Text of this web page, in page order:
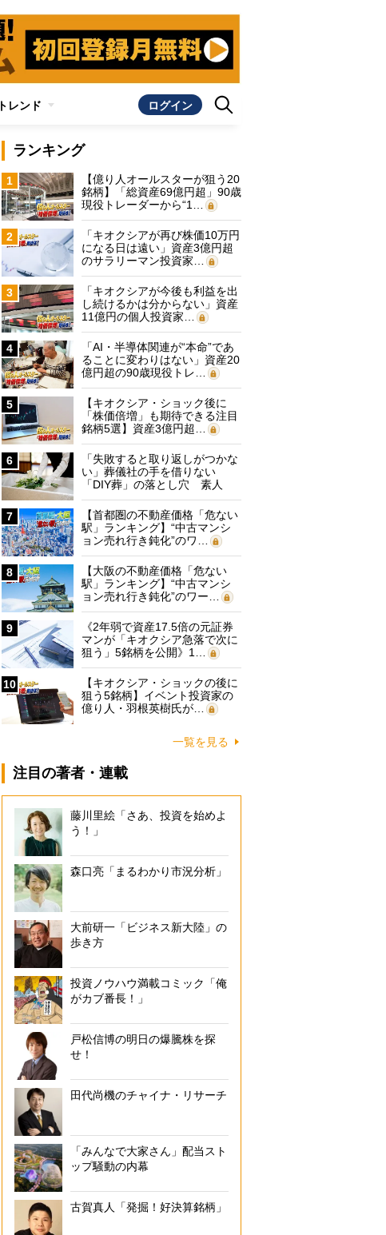
トレンド ログイン
ランキング
1
【億り人オールスターが狙う20
銘柄】「総資産69億円超」90歳
現役トレーダーから“1…
2
「キオクシアが再び株価10万円
になる日は遠い」資産3億円超
のサラリーマン投資家…
3
「キオクシアが今後も利益を出
し続けるかは分からない」資産
11億円の個人投資家…
4
「AI・半導体関連が“本命”であ
ることに変わりはない」資産20
億円超の90歳現役トレ…
5
【キオクシア・ショック後に
「株価倍増」も期待できる注目
銘柄5選】資産3億円超…
6
「失敗すると取り返しがつかな
い」葬儀社の手を借りない
「DIY葬」の落とし穴 素人
に…
7
【首都圏の不動産価格「危ない
駅」ランキング】“中古マンシ
ョン売れ行き鈍化”のワ…
8
【大阪の不動産価格「危ない
駅」ランキング】“中古マンシ
ョン売れ行き鈍化”のワー…
9
《2年弱で資産17.5倍の元証券
マンが「キオクシア急落で次に
狙う」5銘柄を公開》1…
10
【キオクシア・ショックの後に
狙う5銘柄】イベント投資家の
億り人・羽根英樹氏が…
一覧を見る
注目の著者・連載
藤川里絵「さあ、投資を始めよ
う！」
森口亮「まるわかり市況分析」
大前研一「ビジネス新大陸」の
歩き方
投資ノウハウ満載コミック「俺
がカブ番長！」
戸松信博の明日の爆騰株を探
せ！
田代尚機のチャイナ・リサーチ
「みんなで大家さん」配当スト
ップ騒動の内幕
古賀真人「発掘！好決算銘柄」